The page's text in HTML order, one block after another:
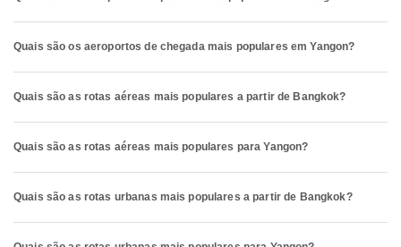
Quais são os aeroportos de chegada mais populares em Yangon?
Quais são as rotas aéreas mais populares a partir de Bangkok?
Quais são as rotas aéreas mais populares para Yangon?
Quais são as rotas urbanas mais populares a partir de Bangkok?